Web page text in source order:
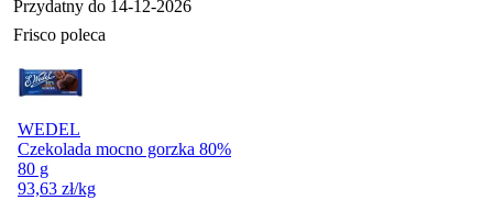
Przydatny do 14-12-2026
Frisco poleca
WEDEL
Czekolada mocno gorzka 80%
80 g
93,63 zł/kg